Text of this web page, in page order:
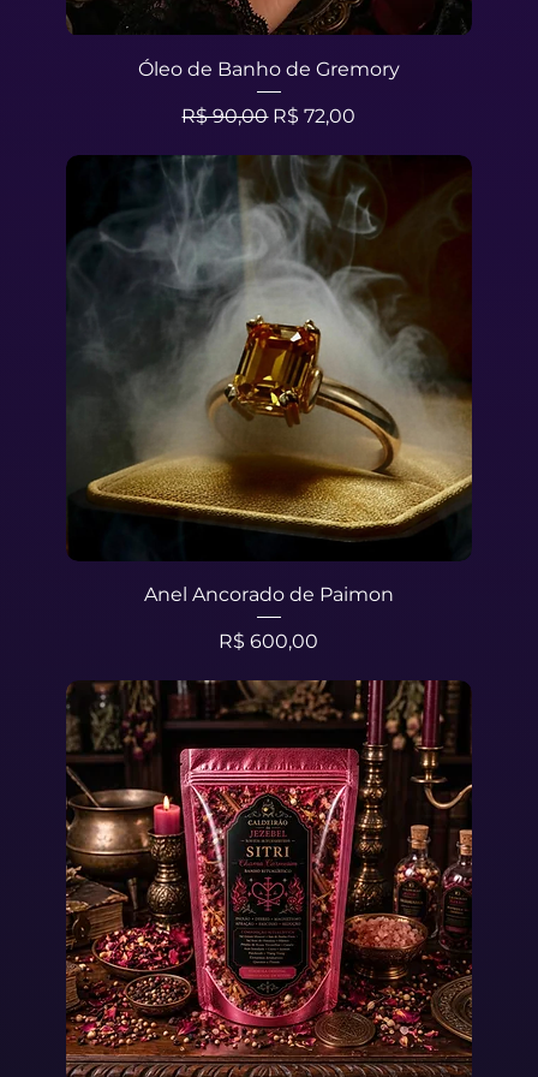
Óleo de Banho de Gremory
Preço normal
R$ 90,00 Preço promocional
R$ 72,00
Anel Ancorado de Paimon
Preço
R$ 600,00